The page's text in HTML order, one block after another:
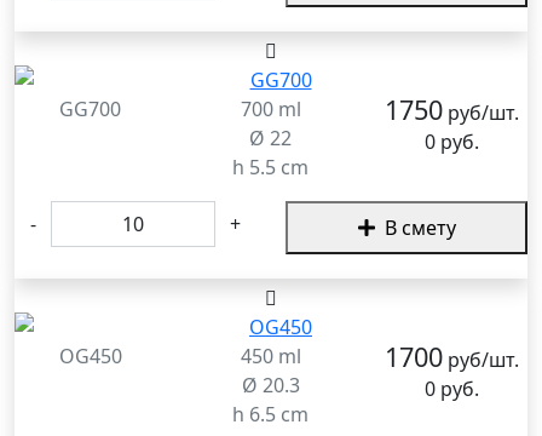
GG700
700 ml
Ø 22
h 5.5 cm
1750руб/шт.
0 руб.
- + В смету
OG450
450 ml
Ø 20.3
h 6.5 cm
1700руб/шт.
0 руб.